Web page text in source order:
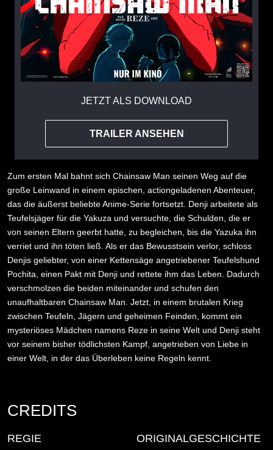
JETZT ALS DOWNLOAD
TRAILER ANSEHEN
Zum ersten Mal bahnt sich Chainsaw Man seinen Weg auf die
große Leinwand in einem epischen, actiongeladenen Abenteuer,
das die äußerst beliebte Anime-Serie fortsetzt. Denji arbeitete als
Teufelsjäger für die Yakuza und versuchte, die Schulden, die er
von seinen Eltern geerbt hatte, zu begleichen, bis die Yazuka ihn
verriet und ihn töten ließ. Als er das Bewusstsein verlor, schloss
Denjis geliebter, von einer Kettensäge angetriebener Teufelshund
Pochita, einen Pakt mit Denji und rettete ihm das Leben. Dadurch
verschmolzen die beiden miteinander und schufen den
unaufhaltbaren Chainsaw Man. Jetzt, in einem brutalen Krieg
zwischen Teufeln, Jägern und geheimen Feinden, kommt ein
mysteriöses Mädchen namens Reze in seine Welt und Denji steht
vor seinem bisher tödlichsten Kampf, angetrieben von Liebe in
einer Welt, in der das Überleben keine Regeln kennt.
CREDITS
REGIE ORIGINALGESCHICHTE